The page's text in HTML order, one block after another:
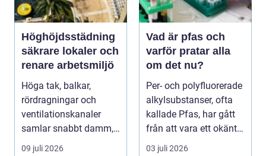
Höghöjdsstädning
säkrare lokaler och
renare arbetsmiljö
Höga tak, balkar,
rördragningar och
ventilationskanaler
samlar snabbt damm,
smuts och partiklar. I
09 juli 2026
Vad är pfas och
varför pratar alla
om det nu?
Per- och polyfluorerade
alkylsubstanser, ofta
kallade Pfas, har gått
från att vara ett okänt
kemiskt...
03 juli 2026